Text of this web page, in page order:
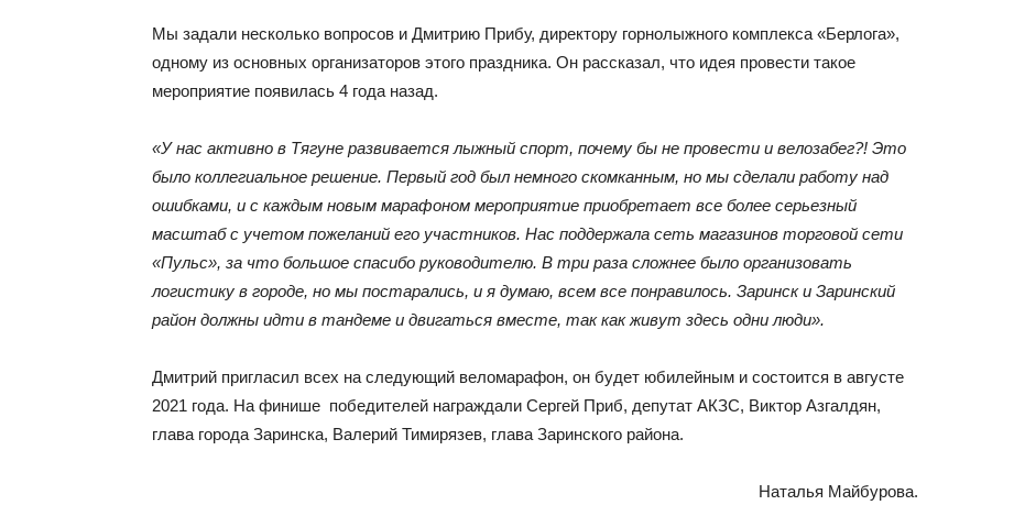
Мы задали несколько вопросов и Дмитрию Прибу, директору горнолыжного комплекса «Берлога»,
одному из основных организаторов этого праздника. Он рассказал, что идея провести такое
мероприятие появилась 4 года назад.
«У нас активно в Тягуне развивается лыжный спорт, почему бы не провести и велозабег?! Это
было коллегиальное решение. Первый год был немного скомканным, но мы сделали работу над
ошибками, и с каждым новым марафоном мероприятие приобретает все более серьезный
масштаб с учетом пожеланий его участников. Нас поддержала сеть магазинов торговой сети
«Пульс», за что большое спасибо руководителю. В три раза сложнее было организовать
логистику в городе, но мы постарались, и я думаю, всем все понравилось. Заринск и Заринский
район должны идти в тандеме и двигаться вместе, так как живут здесь одни люди».
Дмитрий пригласил всех на следующий веломарафон, он будет юбилейным и состоится в августе
2021 года. На финише победителей награждали Сергей Приб, депутат АКЗС, Виктор Азгалдян,
глава города Заринска, Валерий Тимирязев, глава Заринского района.
Наталья Майбурова.